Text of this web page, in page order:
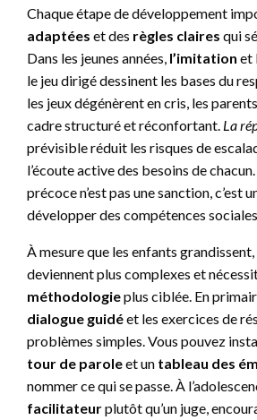
Chaque étape de développement
adaptées et des règles claires qui
Dans les jeunes années, l’imitation et
le jeu dirigé dessinent les bases du
les jeux dégénèrent en cris, les
cadre structuré et réconfortant. La
prévisible réduit les risques de
l’écoute active des besoins de
précoce n’est pas une sanction, c’est
développer des compétences
À mesure que les enfants grandissent,
deviennent plus complexes et
méthodologieplus ciblée. En
dialogue guidéet les exercices de
problèmes simples. Vous pouvez
tour de paroleet un tableau des
nommer ce qui se passe. À
facilitateurplutôt qu’un juge,